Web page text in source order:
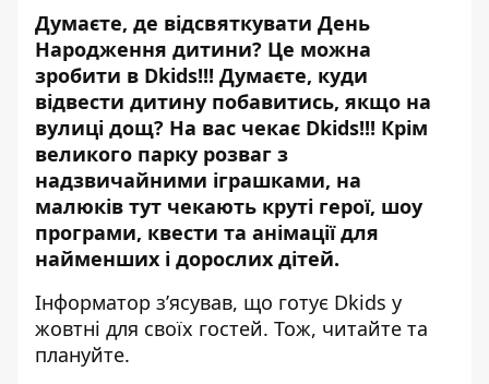
Думаєте, де відсвяткувати День
Народження дитини? Це можна
зробити в Dkids!!! Думаєте, куди
відвести дитину побавитись, якщо на
вулиці дощ? На вас чекає Dkids!!! Крім
великого парку розваг з
надзвичайними іграшками, на
малюків тут чекають круті герої, шоу
програми, квести та анімації для
найменших і дорослих дітей.
Інформатор з’ясував, що готує Dkids у
жовтні для своїх гостей. Тож, читайте та
плануйте.